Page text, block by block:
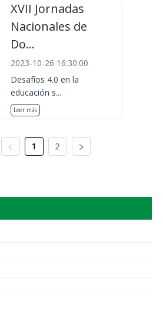
XVII Jornadas
Nacionales de
Do...
2023-10-26 16:30:00
Desafíos 4.0 en la
educación s...
Leer más
1 2